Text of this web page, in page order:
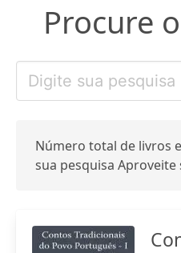
Procure
Número total de livros
sua pesquisa Aproveite